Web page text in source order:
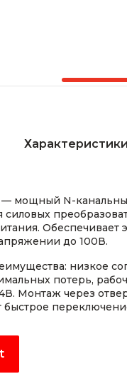
Характеристики
— мощный N-
силовых
до 100В.
низкое
потерь,
Монтаж через
быстрое